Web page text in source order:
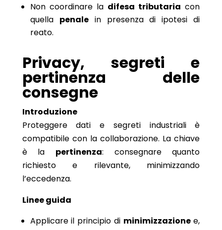
Non coordinare la difesa tributaria con
quella penalein presenza di ipotesi di
reato.
Privacy, segreti e
pertinenza delle
consegne
Introduzione
Proteggere dati e segreti industriali è
compatibile con la collaborazione. La chiave
è la pertinenza: consegnare quanto
richiesto e rilevante, minimizzando
l’eccedenza.
Linee guida
Applicare il principio di minimizzazionee,